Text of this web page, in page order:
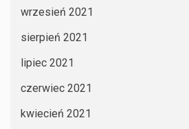
wrzesień 2021
sierpień 2021
lipiec 2021
czerwiec 2021
kwiecień 2021